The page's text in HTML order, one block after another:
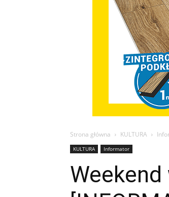
Strona główna KULTURA
KULTURA Informator